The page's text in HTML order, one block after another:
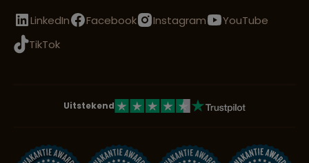
LinkedIn
Facebook Instagram
YouTube
TikTok
Uitstekend